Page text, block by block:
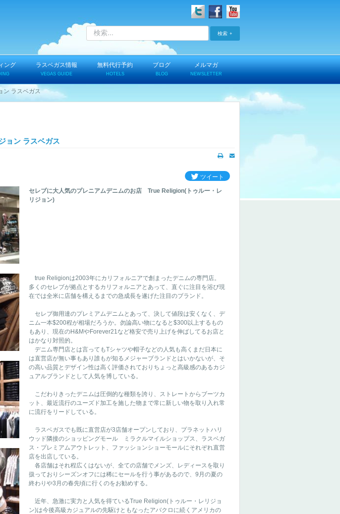
検索
ング ラスベガス情報
VEGAS GUIDE
無料代行予約
HOTELS
ブログ
BLOG
メルマガ
NEWSLETTER
ン ラスベガス
ョン ラスベガス
セレブに大人気のプレニアムデニムのお店 True Religion(トゥルー・レ
リジョン)
true Religionは2003年にカリフォルニアで創まったデニムの専門店。
多くのセレブが拠点とするカリフォルニアとあって、直ぐに注目を浴び現
在では全米に店舗を構えるまでの急成長を遂げた注目のブランド。
セレブ御用達のプレミアムデニムとあって、決して値段は安くなく、デ
ニム一本$200程が相場だろうか。勿論高い物になると$300以上するもの
もあり、現在のH&MやForever21など格安で売り上げを伸ばしてるお店と
はかなり対照的。
デニム専門店とは言ってもTシャツや帽子などの人気も高くまだ日本に
は直営店が無い事もあり誰もが知るメジャーブランドとはいかないが、そ
の高い品質とデザイン性は高く評価されておりちょっと高級感のあるカジ
ュアルブランドとして人気を博している。
こだわりきったデニムは圧倒的な種類を誇り、ストレートからブーツカ
ット、最近流行のユーズド加工を施した物まで常に新しい物を取り入れ常
に流行をリードしている。
ラスベガスでも既に直営店が3店舗オープンしており、プラネットハリ
ウッド隣接のショッピングモール ミラクルマイルショップス、ラスベガ
ス・プレミアムアウトレット、ファッションショーモールにそれぞれ直営
店を出店している。
各店舗はそれ程広くはないが、全ての店舗でメンズ、レディースを取り
扱っておりシーズンオフには稀にセールを行う事があるので、9月の夏の
終わりや3月の春先頃に行くのをお勧めする。
近年、急激に実力と人気を得ているTrue Religion(トゥルー・レリジョ
ン)は今後高級カジュアルの先駆けともなったアバクロに続くアメリカの
ツイート